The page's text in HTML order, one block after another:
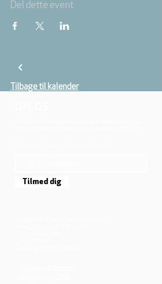
Del dette event
Tilbage til kalender
Tilmed dig